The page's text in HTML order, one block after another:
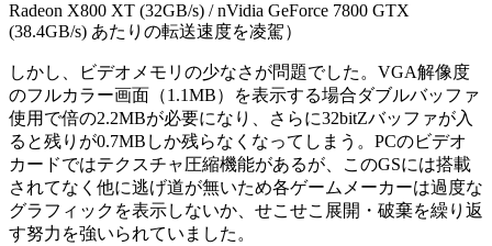
Radeon X800 XT (32GB/s) / nVidia GeForce 7800 GTX
(38.4GB/s) あたりの転送速度を凌駕）
しかし、ビデオメモリの少なさが問題でした。VGA解像度
のフルカラー画面（1.1MB）を表示する場合ダブルバッファ
使用で倍の2.2MBが必要になり、さらに32bitZバッファが入
ると残りが0.7MBしか残らなくなってしまう。PCのビデオ
カードではテクスチャ圧縮機能があるが、このGSには搭載
されてなく他に逃げ道が無いため各ゲームメーカーは過度な
グラフィックを表示しないか、せこせこ展開・破棄を繰り返
す努力を強いられていました。